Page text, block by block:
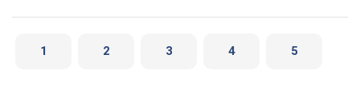
1 2 3 4 5